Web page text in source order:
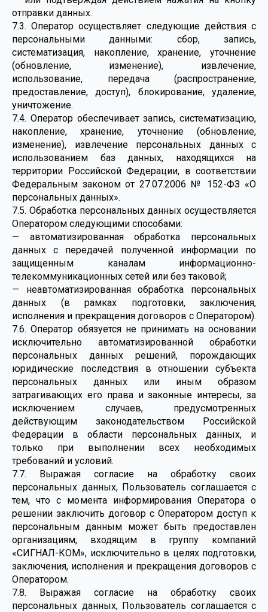
отправки данных.
7.3. Оператор осуществляет следующие действия с
персональными данными: сбор, запись,
систематизация, накопление, хранение, уточнение
(обновление, изменение), извлечение,
использование, передача (распространение,
предоставление, доступ), блокирование, удаление,
уничтожение.
7.4. Оператор обеспечивает запись, систематизацию,
накопление, хранение, уточнение (обновление,
изменение), извлечение персональных данных с
использованием баз данных, находящихся на
территории Российской Федерации, в соответствии
Федеральным законом от 27.07.2006 № 152-ФЗ «О
персональных данных».
7.5. Обработка персональных данных осуществляется
Оператором следующими способами:
— автоматизированная обработка персональных
данных с передачей полученной информации по
защищенным каналам информационно-
телекоммуникационных сетей или без таковой;
— неавтоматизированная обработка персональных
данных (в рамках подготовки, заключения,
исполнения и прекращения договоров с Оператором).
7.6. Оператор обязуется не принимать на основании
исключительно автоматизированной обработки
персональных данных решений, порождающих
юридические последствия в отношении субъекта
персональных данных или иным образом
затрагивающих его права и законные интересы, за
исключением случаев, предусмотренных
действующим законодательством Российской
Федерации в области персональных данных, и
только при выполнении всех необходимых
требований и условий.
7.7. Выражая согласие на обработку своих
персональных данных, Пользователь соглашается с
тем, что с момента информирования Оператора о
решении заключить договор с Оператором доступ к
персональным данным может быть предоставлен
организациям, входящим в группу компаний
«СИГНАЛ-КОМ», исключительно в целях подготовки,
заключения, исполнения и прекращения договоров с
Оператором.
7.8. Выражая согласие на обработку своих
персональных данных, Пользователь соглашается с